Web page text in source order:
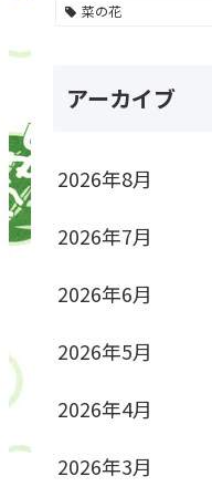
菜の花
アーカイブ
2026年8月
2026年7月
2026年6月
2026年5月
2026年4月
2026年3月